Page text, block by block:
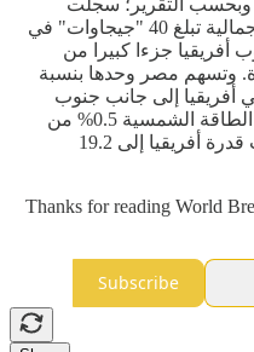
ألف ميجاوات. وبحسب التقرير؛ سجلت
الطاقة الشمسية في أفريقيا طاقة إجمالية تبلغ 40 "جيجاوات" في
أفريقيا جزءا كبيرا من
وتسهم مصر وحدها بنسبة
أفريقيا إلى جانب جنوب
أفريقيا. وعلى الصعيد العالمي، تمثل الطاقة الشمسية 0.5% من
إجمالي إنتاج الطاقة، في حين وصلت قدرة أفريقيا إلى 19.2
Thanks for reading World
Subscribe